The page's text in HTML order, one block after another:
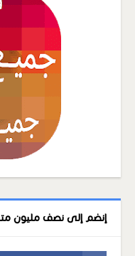
إنضم إلى نصف مليون